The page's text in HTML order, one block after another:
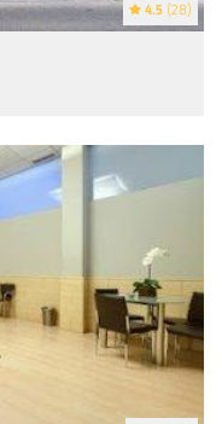
4.5 (28)